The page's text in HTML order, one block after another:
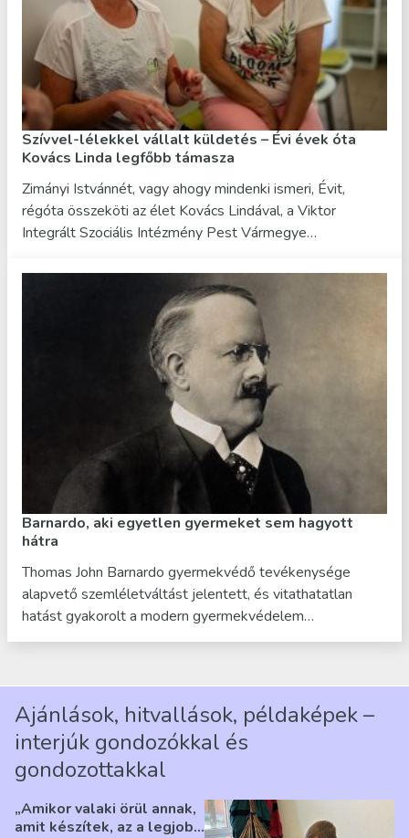
Szívvel-lélekkel vállalt küldetés – Évi évek óta
Kovács Linda legfőbb támasza
Zimányi Istvánnét, vagy ahogy mindenki ismeri, Évit,
régóta összeköti az élet Kovács Lindával, a Viktor
Integrált Szociális Intézmény Pest Vármegye…
Barnardo, aki egyetlen gyermeket sem hagyott
hátra
Thomas John Barnardo gyermekvédő tevékenysége
alapvető szemléletváltást jelentett, és vitathatatlan
hatást gyakorolt a modern gyermekvédelem…
Ajánlások, hitvallások, példaképek –
interjúk gondozókkal és
gondozottakkal
„Amikor valaki örül annak,
amit készítek, az a legjobb